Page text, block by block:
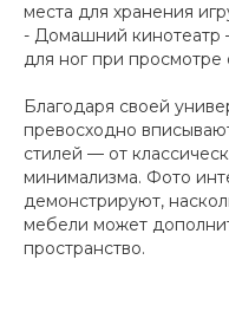
места для хранения
- Домашний кинотеатр
для ног при просмотре
Благодаря своей
превосходно
стилей — от
минимализма. Фото
демонстрируют,
мебели может
пространство.